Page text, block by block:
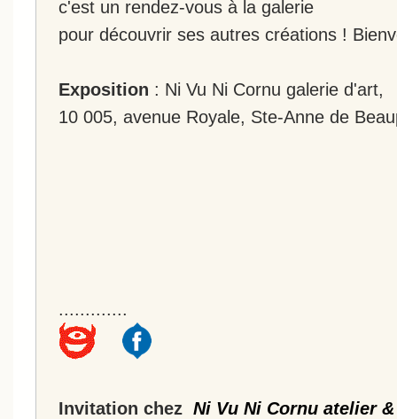
c'est un rendez-vous à la galerie
pour découvrir ses autres créations !
Exposition : Ni Vu Ni Cornu galerie d'art,
10 005, avenue Royale, Ste-Anne de
.............
Invitation chez Ni Vu Ni Cornu atelier